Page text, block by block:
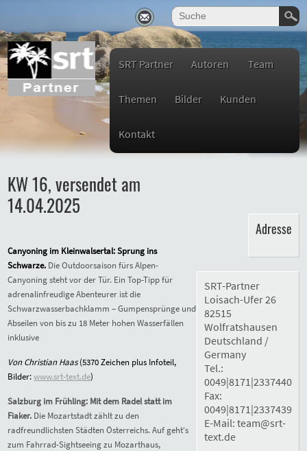
SRT Partner Autoren Team
Themen Bilder Kunden
Kontakt
KW 16, versendet am
14.04.2025
Canyoning im Kleinwalsertal:Sprung ins
Schwarze. Die Outdoorsaison fürs Alpen-
Canyoning steht vor der Tür. Ein Top-Tipp für
adrenalinfreudige Abenteurer ist die
Schwarzwasserbachklamm – Gumpensprünge und
Abseilen von bis zu 18 Meter hohen Wasserfällen
inklusive
Von Christian Haas(5370 Zeichen plus Infoteil,
Bilder:www.srt-text.de)
Salzburg im Frühling: Mit dem Radel statt im
Fiaker. Die Mozartstadt zählt zu den
radfreundlichsten Städten Österreichs. Auf geht‘s
zum Fahrrad-Sightseeing zu Mozarthaus,
Adresse
SRT-Partner
Loisach-Ufer 26
82515
Wolfratshausen
Deutschland /
Germany
Tel.:
0049|8171|2337440
Fax:
0049|8171|2337439
E-Mail: team@srt-
text.de